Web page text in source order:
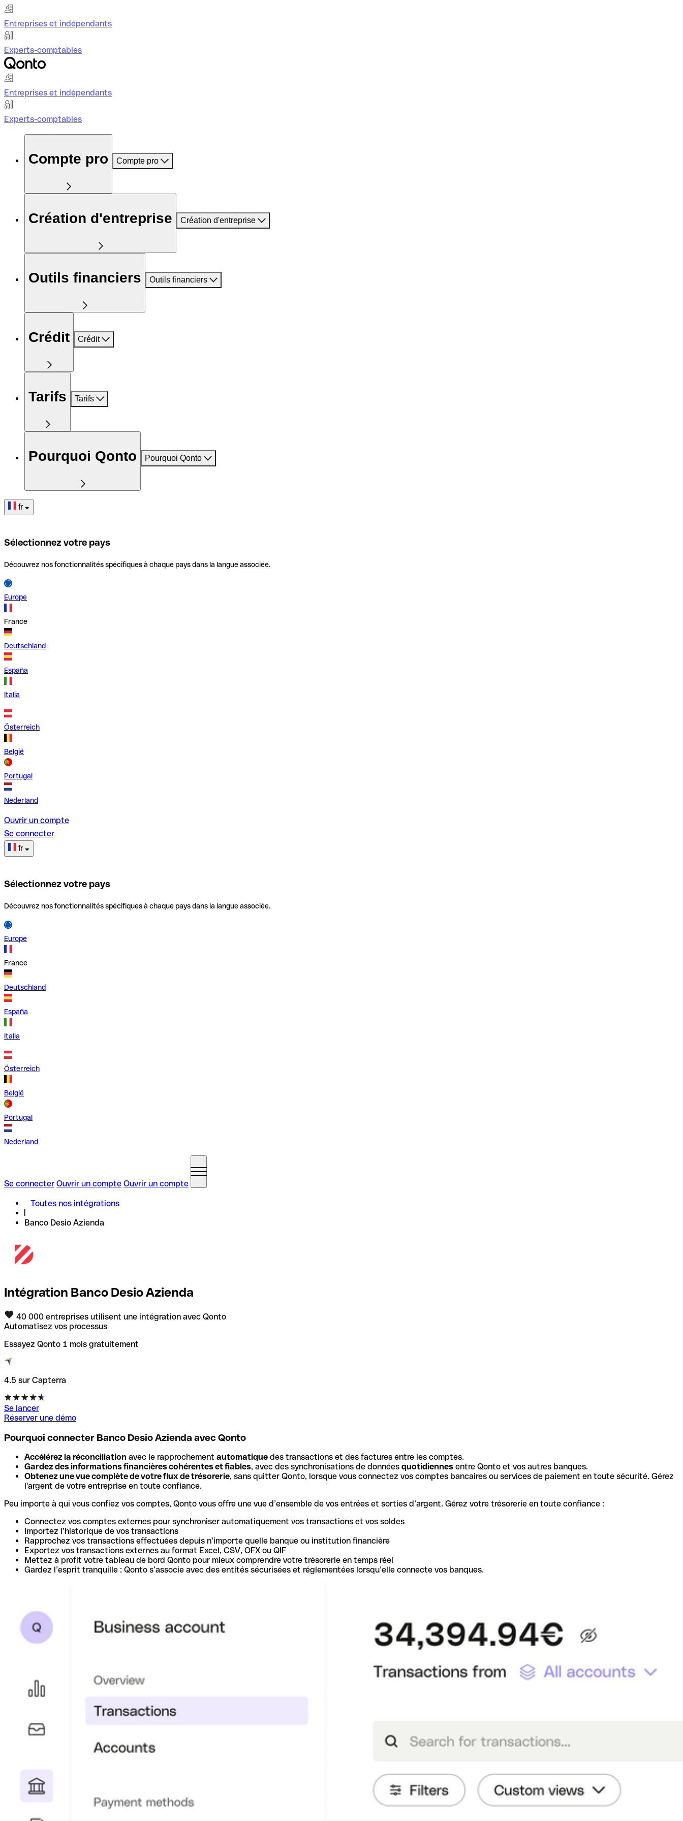
Entreprises et indépendants
Experts-comptables
Entreprises et indépendants
Experts-comptables
Compte pro Compte pro
Création d'entreprise Création d'entreprise
Outils financiers Outils financiers
Crédit Crédit
Tarifs Tarifs
Pourquoi Qonto Pourquoi Qonto
fr
Sélectionnez votre pays
Découvrez nos fonctionnalités spécifiques à chaque pays dans la langue associée.
Europe
France
Deutschland
España
Italia
Österreich
België
Portugal
Nederland
Ouvrir un compte
Se connecter
fr
Sélectionnez votre pays
Découvrez nos fonctionnalités spécifiques à chaque pays dans la langue associée.
Europe
France
Deutschland
España
Italia
Österreich
België
Portugal
Nederland
Se connecter Ouvrir un compte Ouvrir un compte
Toutes nos intégrations
Banco Desio Azienda
Intégration Banco Desio Azienda
40 000 entreprises utilisent une intégration avec Qonto
Automatisez vos processus
Essayez Qonto 1 mois gratuitement
4.5 sur Capterra
Se lancer
Réserver une démo
Pourquoi connecter Banco Desio Azienda avec Qonto
Accélérez la réconciliation avec le rapprochement automatique des transactions et des factures entre les comptes.
Gardez des informations financières cohérentes et fiables, avec des synchronisations de données quotidiennes entre Qonto et vos autres banques.
Obtenez une vue complète de votre flux de trésorerie, sans quitter Qonto, lorsque vous connectez vos comptes bancaires ou services de paiement en toute sécurité. Gérez
l'argent de votre entreprise en toute confiance.
Peu importe à qui vous confiez vos comptes, Qonto vous offre une vue d’ensemble de vos entrées et sorties d’argent. Gérez votre trésorerie en toute confiance :
Connectez vos comptes externes pour synchroniser automatiquement vos transactions et vos soldes
Importez l’historique de vos transactions
Rapprochez vos transactions effectuées depuis n’importe quelle banque ou institution financière
Exportez vos transactions externes au format Excel, CSV, OFX ou QIF
Mettez à profit votre tableau de bord Qonto pour mieux comprendre votre trésorerie en temps réel
Gardez l’esprit tranquille : Qonto s’associe avec des entités sécurisées et réglementées lorsqu’elle connecte vos banques.